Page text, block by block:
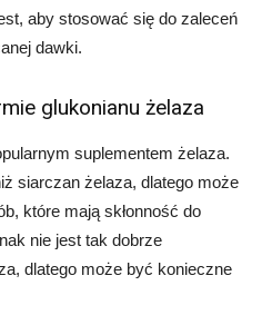
aby stosować się do zaleceń
dawki.
glukonianu żelaza
suplementem żelaza.
siarczan żelaza, dlatego może
które mają skłonność do
nie jest tak dobrze
dlatego może być konieczne